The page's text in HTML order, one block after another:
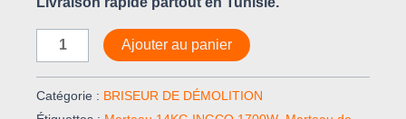
Ajouter au panier
Catégorie : BRISEUR DE DÉMOLITION